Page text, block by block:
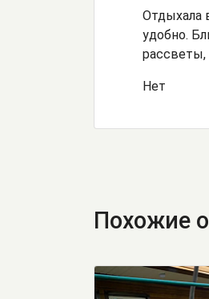
Отдыхала
удобно.
Нет
Похожие